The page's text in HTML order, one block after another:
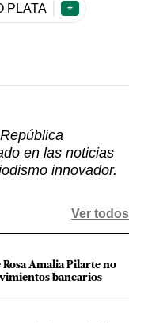
PLATA +
en las noticias
innovador.
Ver todos
Amalia Pilarte no
bancarios